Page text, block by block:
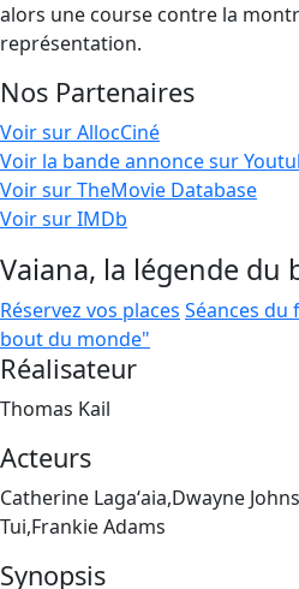
alors une course contre la
représentation.
Nos Partenaires
Voir sur AllocCiné
Voir la bande annonce sur
Voir sur TheMovie Database
Voir sur IMDb
Vaiana, la légende du
Réservez vos places Séances du
bout du monde"
Réalisateur
Thomas Kail
Acteurs
Catherine Lagaʻaia,Dwayne
Tui,Frankie Adams
Synopsis